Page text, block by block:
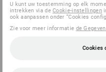
BETAALWIJZEN
U kunt uw toestemming op elk
intrekken via deCookie-instellingen
ook aanpassen onder “Cookies
Zie voor meer informatie de
Cookies